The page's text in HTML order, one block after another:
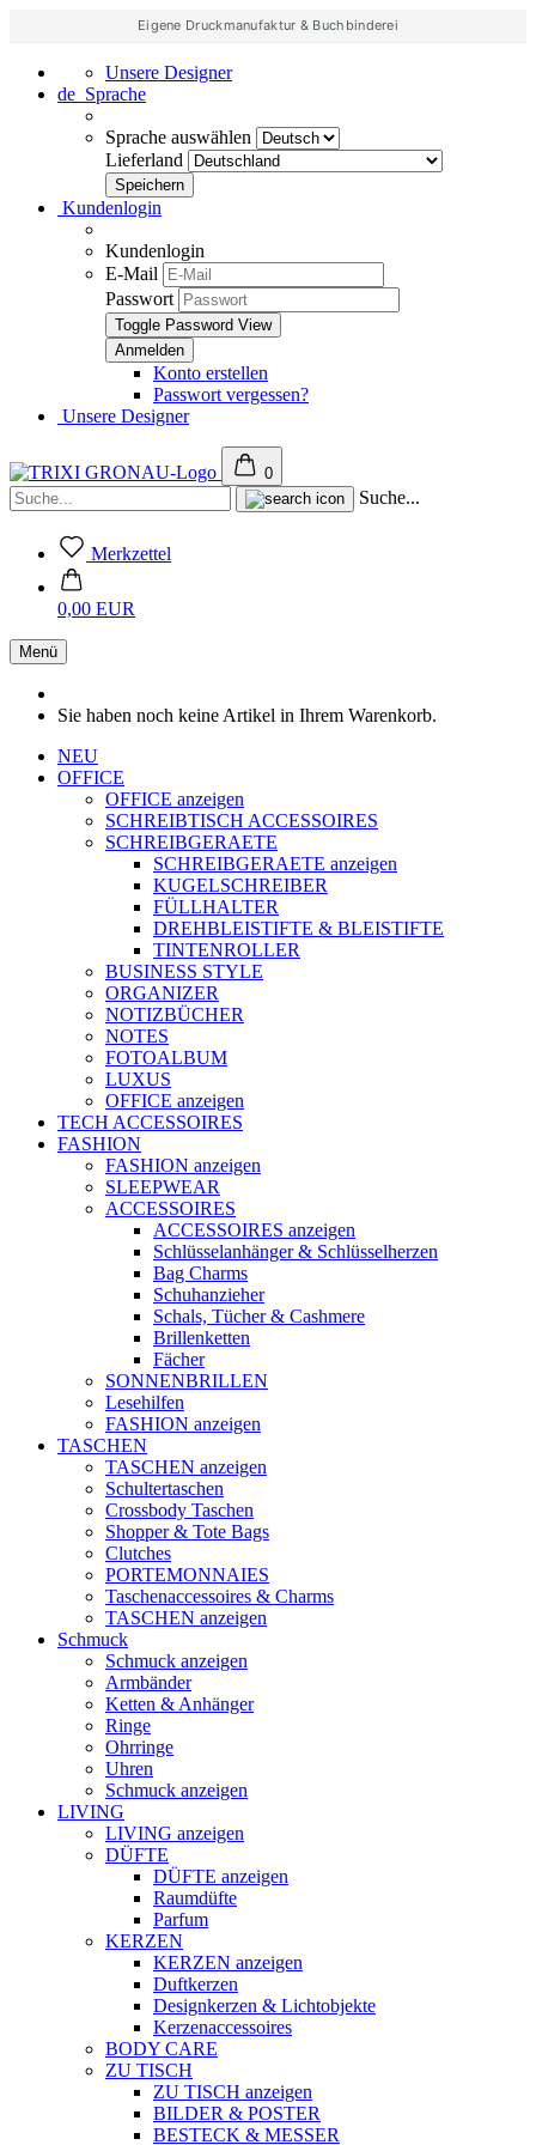
Eigene Druckmanufaktur & Buchbinderei
Unsere Designer
de Sprache
Sprache auswählen
Lieferland
Kundenlogin
Kundenlogin
E-Mail
Passwort
Toggle Password View
Konto erstellen
Passwort vergessen?
Unsere Designer
0
Suche...
Merkzettel
0,00 EUR
Menü
Sie haben noch keine Artikel in Ihrem Warenkorb.
NEU
OFFICE
OFFICE anzeigen
SCHREIBTISCH ACCESSOIRES
SCHREIBGERAETE
SCHREIBGERAETE anzeigen
KUGELSCHREIBER
FÜLLHALTER
DREHBLEISTIFTE & BLEISTIFTE
TINTENROLLER
BUSINESS STYLE
ORGANIZER
NOTIZBÜCHER
NOTES
FOTOALBUM
LUXUS
OFFICE anzeigen
TECH ACCESSOIRES
FASHION
FASHION anzeigen
SLEEPWEAR
ACCESSOIRES
ACCESSOIRES anzeigen
Schlüsselanhänger & Schlüsselherzen
Bag Charms
Schuhanzieher
Schals, Tücher & Cashmere
Brillenketten
Fächer
SONNENBRILLEN
Lesehilfen
FASHION anzeigen
TASCHEN
TASCHEN anzeigen
Schultertaschen
Crossbody Taschen
Shopper & Tote Bags
Clutches
PORTEMONNAIES
Taschenaccessoires & Charms
TASCHEN anzeigen
Schmuck
Schmuck anzeigen
Armbänder
Ketten & Anhänger
Ringe
Ohrringe
Uhren
Schmuck anzeigen
LIVING
LIVING anzeigen
DÜFTE
DÜFTE anzeigen
Raumdüfte
Parfum
KERZEN
KERZEN anzeigen
Duftkerzen
Designkerzen & Lichtobjekte
Kerzenaccessoires
BODY CARE
ZU TISCH
ZU TISCH anzeigen
BILDER & POSTER
BESTECK & MESSER